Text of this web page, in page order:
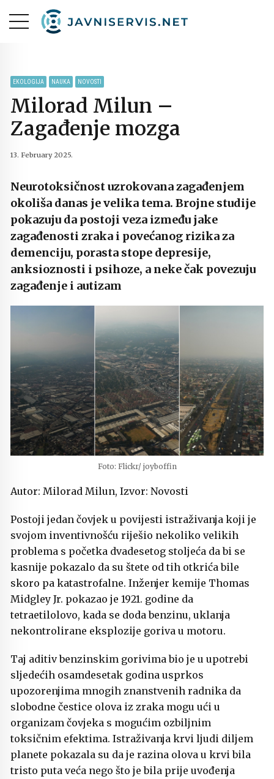
EKOLOGIJA NAUKA NOVOSTI
Milorad Milun –
Zagađenje mozga
13. February 2025.
Neurotoksičnost uzrokovana zagađenjem
okoliša danas je velika tema. Brojne studije
pokazuju da postoji veza između jake
zagađenosti zraka i povećanog rizika za
demenciju, porasta stope depresije,
anksioznosti i psihoze, a neke čak povezuju
zagađenje i autizam
Foto: Flickr/ joyboffin
Autor: Milorad Milun, Izvor: Novosti
Postoji jedan čovjek u povijesti istraživanja koji je
svojom inventivnošću riješio nekoliko velikih
problema s početka dvadesetog stoljeća da bi se
kasnije pokazalo da su štete od tih otkrića bile
skoro pa katastrofalne. Inženjer kemije Thomas
Midgley Jr. pokazao je 1921. godine da
tetraetilolovo, kada se doda benzinu, uklanja
nekontrolirane eksplozije goriva u motoru.
Taj aditiv benzinskim gorivima bio je u upotrebi
sljedećih osamdesetak godina usprkos
upozorenjima mnogih znanstvenih radnika da
slobodne čestice olova iz zraka mogu ući u
organizam čovjeka s mogućim ozbiljnim
toksičnim efektima. Istraživanja krvi ljudi diljem
planete pokazala su da je razina olova u krvi bila
tristo puta veća nego što je bila prije uvođenja